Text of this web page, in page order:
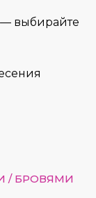
— выбирайте
/ БРОВЯМИ